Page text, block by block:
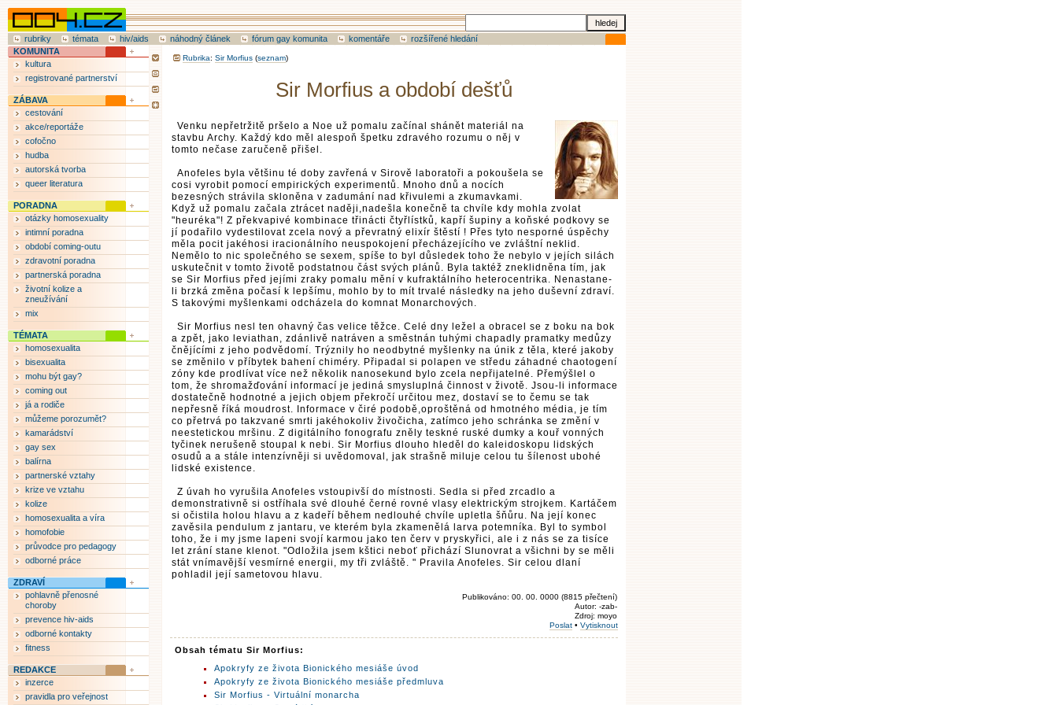
rubriky témata hiv/aids náhodný článek fórum gay komunita komentáře rozšířené hledání
Rubrika: Sir Morfius (seznam)
Sir Morfius a období dešťů
Venku nepřetržitě pršelo a Noe už pomalu začínal shánět materiál na
stavbu Archy. Každý kdo měl alespoň špetku zdravého rozumu o něj v
tomto nečase zaručeně přišel.
Anofeles byla většinu té doby zavřená v Sirově laboratoři a pokoušela se
cosi vyrobit pomocí empirických experimentů. Mnoho dnů a nocích
bezesných strávila skloněna v zadumání nad křivulemi a zkumavkami.
Když už pomalu začala ztrácet naději,nadešla konečně ta chvíle kdy mohla zvolat
"heuréka"! Z překvapivé kombinace třinácti čtyřlístků, kapří šupiny a koňské podkovy se
jí podařilo vydestilovat zcela nový a převratný elixír štěstí ! Přes tyto nesporné úspěchy
měla pocit jakéhosi iracionálního neuspokojení přecházejícího ve zvláštní neklid.
Nemělo to nic společného se sexem, spíše to byl důsledek toho že nebylo v jejích silách
uskutečnit v tomto životě podstatnou část svých plánů. Byla taktéž zneklidněna tím, jak
se Sir Morfius před jejími zraky pomalu mění v kufraktálního heterocentrika. Nenastane-
li brzká změna počasí k lepšímu, mohlo by to mít trvalé následky na jeho duševní zdraví.
S takovými myšlenkami odcházela do komnat Monarchových.
Sir Morfius nesl ten ohavný čas velice těžce. Celé dny ležel a obracel se z boku na bok
a zpět, jako leviathan, zdánlivě natráven a směstnán tuhými chapadly pramatky medůzy
čnějícími z jeho podvědomí. Trýznily ho neodbytné myšlenky na únik z těla, které jakoby
se změnilo v příbytek bahení chiméry. Připadal si polapen ve středu záhadné chaotogení
zóny kde prodlívat více než několik nanosekund bylo zcela nepřijatelné. Přemýšlel o
tom, že shromažďování informací je jediná smysluplná činnost v životě. Jsou-li informace
dostatečně hodnotné a jejich objem překročí určitou mez, dostaví se to čemu se tak
nepřesně říká moudrost. Informace v čiré podobě,oproštěná od hmotného média, je tím
co přetrvá po takzvané smrti jakéhokoliv živočicha, zatímco jeho schránka se změní v
neestetickou mršinu. Z digitálního fonografu zněly teskné ruské dumky a kouř vonných
tyčinek nerušeně stoupal k nebi. Sir Morfius dlouho hleděl do kaleidoskopu lidských
osudů a a stále intenzívněji si uvědomoval, jak strašně miluje celou tu šílenost ubohé
lidské existence.
Z úvah ho vyrušila Anofeles vstoupivší do místnosti. Sedla si před zrcadlo a
demonstrativně si ostříhala své dlouhé černé rovné vlasy elektrickým strojkem. Kartáčem
si očistila holou hlavu a z kadeří během nedlouhé chvíle upletla šňůru. Na její konec
zavěsila pendulum z jantaru, ve kterém byla zkamenělá larva potemníka. Byl to symbol
toho, že i my jsme lapeni svojí karmou jako ten červ v pryskyřici, ale i z nás se za tisíce
let zrání stane klenot. "Odložila jsem kštici neboť přichází Slunovrat a všichni by se měli
stát vnímavější vesmírné energii, my tři zvláště. " Pravila Anofeles. Sir celou dlaní
pohladil její sametovou hlavu.
Publikováno: 00. 00. 0000 (8815 přečtení)
Autor: -zab-
Zdroj: moyo
Poslat • Vytisknout
Obsah tématu Sir Morfius:
Apokryfy ze života Bionického mesiáše úvod
Apokryfy ze života Bionického mesiáše předmluva
Sir Morfius - Virtuální monarcha
KOMUNITA
kultura
registrované partnerství
ZÁBAVA
cestování
akce/reportáže
cofočno
hudba
autorská tvorba
queer literatura
PORADNA
otázky homosexuality
intimní poradna
období coming-outu
zdravotní poradna
partnerská poradna
životní kolize a
zneužívání
mix
TÉMATA
homosexualita
bisexualita
mohu být gay?
coming out
já a rodiče
můžeme porozumět?
kamarádství
gay sex
balírna
partnerské vztahy
krize ve vztahu
kolize
homosexualita a víra
homofobie
průvodce pro pedagogy
odborné práce
ZDRAVÍ
pohlavně přenosné
choroby
prevence hiv-aids
odborné kontakty
fitness
REDAKCE
inzerce
pravidla pro veřejnost